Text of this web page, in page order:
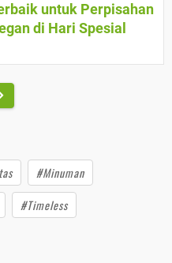
untuk Perpisahan
di Hari Spesial
#Minuman
#Timeless